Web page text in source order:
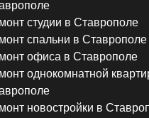
студии в Ставрополе
спальни в Ставрополе
офиса в Ставрополе
однокомнатной
новостройки в